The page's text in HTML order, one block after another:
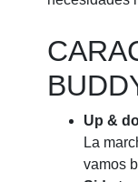
Up &
La
vamos